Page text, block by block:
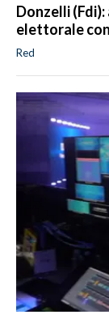
Donzelli
elettorale
Red